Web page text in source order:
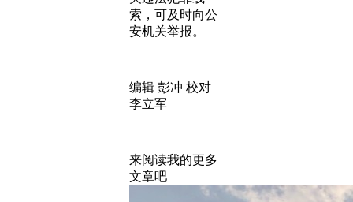
索，可及时向公
安机关举报。
编辑 彭冲 校对
李立军
来阅读我的更多
文章吧